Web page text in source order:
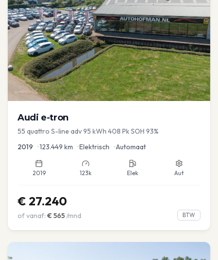
Audi e-tron
55 quattro S-line adv 95 kWh 408 Pk SOH 93%
2019 •123.449 km •Elektrisch •Automaat
2019 123k Elek Aut
€ 27.240
of vanaf: € 565/mnd BTW